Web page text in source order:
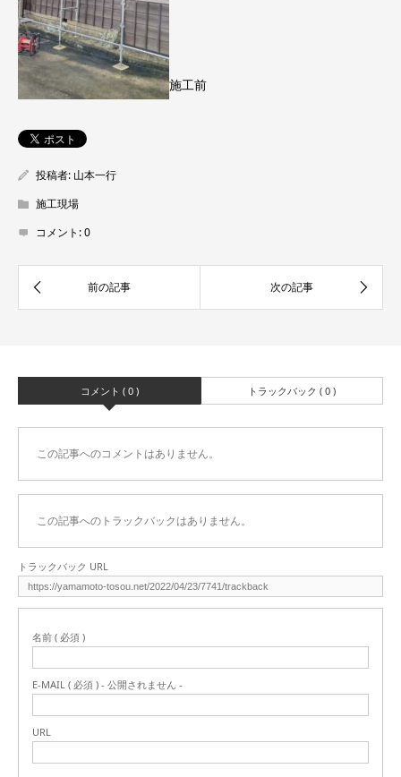
施工前
投稿者: 山本一行
施工現場
コメント:0
コメント ( 0 ) トラックバック ( 0 )
この記事へのコメントはありません。
この記事へのトラックバックはありません。
トラックバック URL
名前 ( 必須 )
E-MAIL ( 必須 ) - 公開されません -
URL